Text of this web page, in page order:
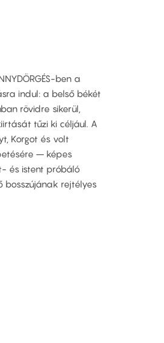
ben a
indul: a belső békét
rövidre sikerül,
tűzi ki céljául. A
Korgot és volt
– képes
és istent próbáló
bosszújának rejtélyes